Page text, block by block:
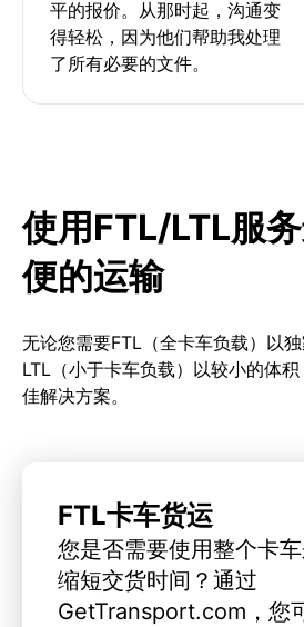
平的报价。从那时起，沟通变
得轻松，因为他们帮助我处理
了所有必要的文件。
使用FTL/LTL服
便的运输
无论您需要FTL（全卡车负载）以
LTL（小于卡车负载）以较小的体
佳解决方案。
FTL卡车货运
您是否需要使用整个卡
缩短交货时间？通过
GetTransport.com，您